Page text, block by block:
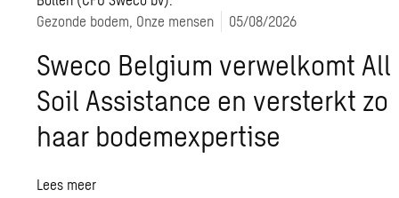
Gezonde bodem, Onze mensen 05/08/2026
Sweco Belgium verwelkomt All
Soil Assistance en versterkt zo
haar bodemexpertise
Lees meer